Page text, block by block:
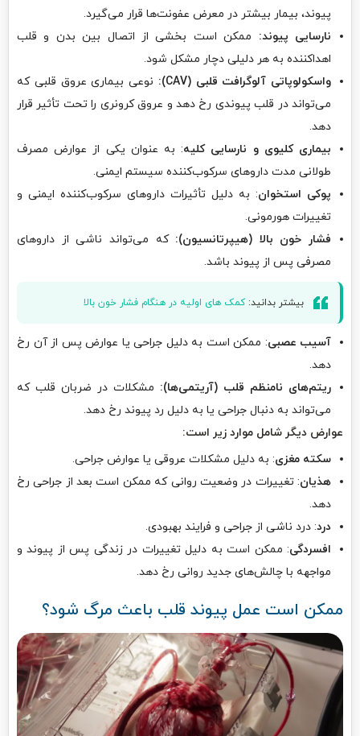
پیوند، بیمار بیشتر در معرض عفونت‌ها قرار می‌گیرد.
نارسایی پیوند: ممکن است بخشی از اتصال بین بدن و قلب
اهداکننده به هر دلیلی دچار مشکل شود.
واسکولوپاتی آلوگرافت قلبی (CAV):
نوعی بیماری عروق قلبی که
می‌تواند در قلب پیوندی رخ دهد و عروق کرونری را تحت تأثیر قرار
دهد.
بیماری کلیوی و نارسایی کلیه: به عنوان یکی از عوارض مصرف
طولانی مدت داروهای سرکوب‌کننده سیستم ایمنی.
پوکی استخوان: به دلیل تأثیرات داروهای سرکوب‌کننده ایمنی و
تغییرات هورمونی.
فشار خون بالا (هیپرتانسیون): که می‌تواند ناشی از داروهای
مصرفی پس از پیوند باشد.
بیشتر بدانید:کمک های اولیه در هنگام فشار خون بالا
آسیب عصبی: ممکن است به دلیل جراحی یا عوارض پس از آن رخ
دهد.
ریتم‌های نامنظم قلب (آریتمی‌ها): مشکلات در ضربان قلب که
می‌تواند به دنبال جراحی یا به دلیل رد پیوند رخ دهد.
عوارض دیگر شامل موارد زیر است:
سکته مغزی: به دلیل مشکلات عروقی یا عوارض جراحی.
هذیان: تغییرات در وضعیت روانی که ممکن است بعد از جراحی رخ
دهد.
درد: درد ناشی از جراحی و فرایند بهبودی.
افسردگی: ممکن است به دلیل تغییرات در زندگی پس از پیوند و
مواجهه با چالش‌های جدید روانی رخ دهد.
ممکن است عمل پیوند قلب باعث مرگ شود؟